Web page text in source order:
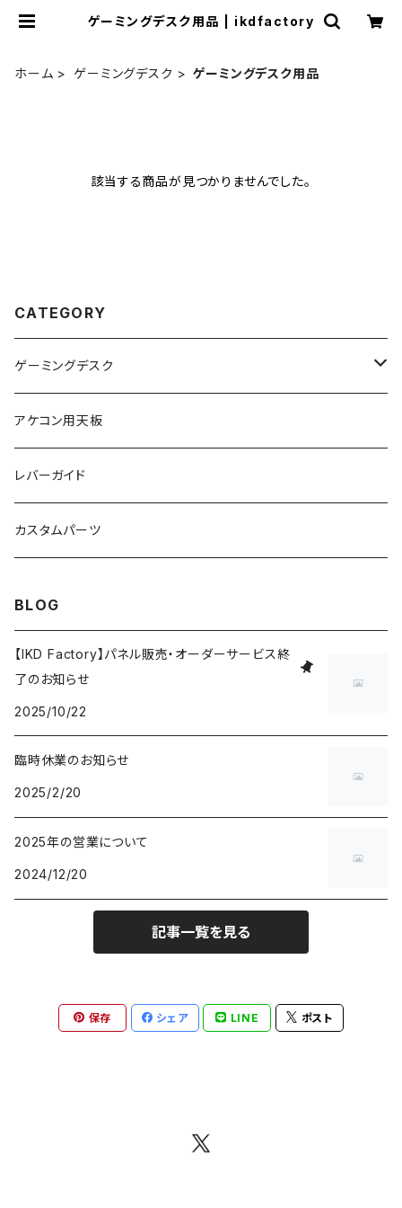
ゲーミングデスク用品 | ikdfactory
ホーム ゲーミングデスク ゲーミングデスク用品
該当する商品が見つかりませんでした。
CATEGORY
ゲーミングデスク
デスク本体
2台セット
ゲーミングデスク用品
アケコン用天板
レバーガイド
カスタムパーツ
BLOG
【IKD Factory】パネル販売・オーダーサービス終
了のお知らせ
2025/10/22
臨時休業のお知らせ
2025/2/20
2025年の営業について
2024/12/20
記事一覧を見る
保存 シェア LINE ポスト